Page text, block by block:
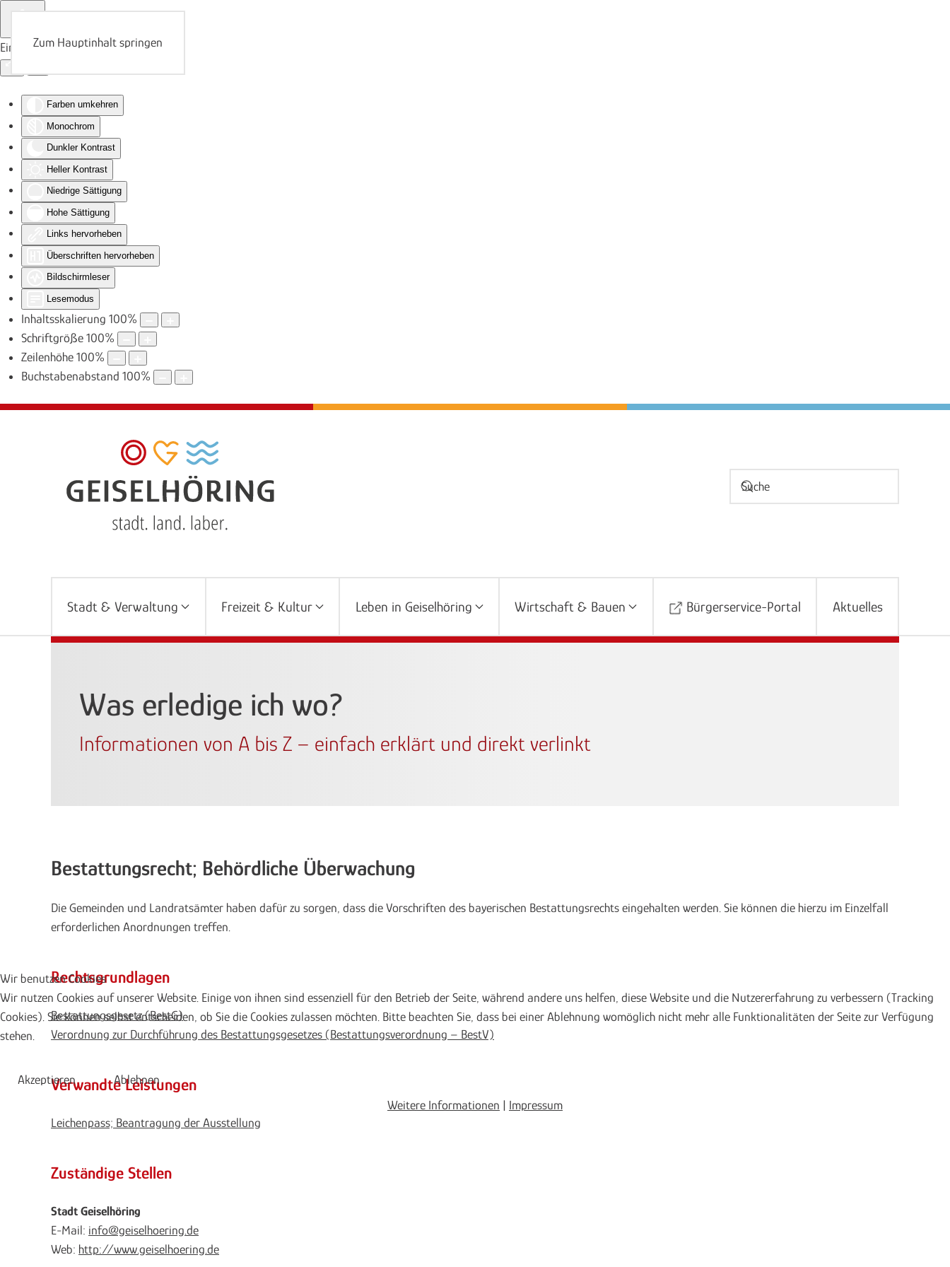
Eingabehilfen öffnen
Farben umkehren
Monochrom
Dunkler Kontrast
Heller Kontrast
Niedrige Sättigung
Hohe Sättigung
Links hervorheben
Überschriften hervorheben
Bildschirmleser
Lesemodus
Inhaltsskalierung 100%
Schriftgröße 100%
Zeilenhöhe 100%
Buchstabenabstand 100%
Zum Hauptinhalt springen
Stadt & Verwaltung Freizeit & Kultur Leben in Geiselhöring Wirtschaft & Bauen Bürgerservice-Portal Aktuelles
Was erledige ich wo?
Informationen von A bis Z – einfach erklärt und direkt verlinkt
Bestattungsrecht; Behördliche Überwachung
Die Gemeinden und Landratsämter haben dafür zu sorgen, dass die Vorschriften des bayerischen Bestattungsrechts eingehalten werden. Sie können die hierzu im Einzelfall
erforderlichen Anordnungen treffen.
Rechtsgrundlagen
Bestattungsgesetz (BestG)
Verordnung zur Durchführung des Bestattungsgesetzes (Bestattungsverordnung – BestV)
Verwandte Leistungen
Leichenpass; Beantragung der Ausstellung
Zuständige Stellen
Stadt Geiselhöring
E-Mail: info@geiselhoering.de
Web: http://www.geiselhoering.de
Wir benutzen Cookies
Wir nutzen Cookies auf unserer Website. Einige von ihnen sind essenziell für den Betrieb der Seite, während andere uns helfen, diese Website und die Nutzererfahrung zu verbessern (Tracking
Cookies). Sie können selbst entscheiden, ob Sie die Cookies zulassen möchten. Bitte beachten Sie, dass bei einer Ablehnung womöglich nicht mehr alle Funktionalitäten der Seite zur Verfügung
stehen.
Akzeptieren
Ablehnen
Weitere Informationen | Impressum